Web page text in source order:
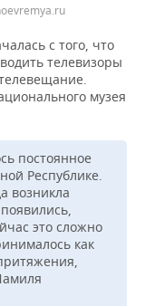
с того, что
телевизоры
музея
постоянное
Республике.
возникла
это сложно
как